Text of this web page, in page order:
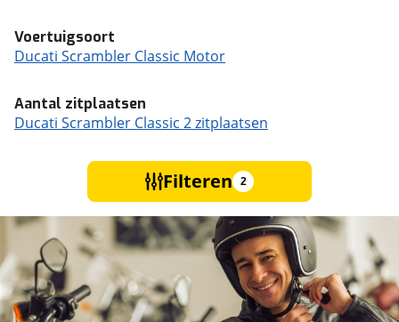
Voertuigsoort
Ducati Scrambler Classic Motor
Aantal zitplaatsen
Ducati Scrambler Classic 2 zitplaatsen
Filteren 2